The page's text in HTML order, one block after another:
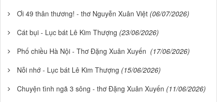
Ơi 49 thân thương! - thơ Nguyễn Xuân Việt (06/07/2026)
Cát bụi - Lục bát Lê Kim Thượng (23/06/2026)
Phố chiều Hà Nội - Thơ Đặng Xuân Xuyến (17/06/2026)
Nỗi nhớ - Lục bát Lê Kim Thượng (15/06/2026)
Chuyện tình ngã 3 sông - thơ Đặng Xuân Xuyến (11/06/2026)